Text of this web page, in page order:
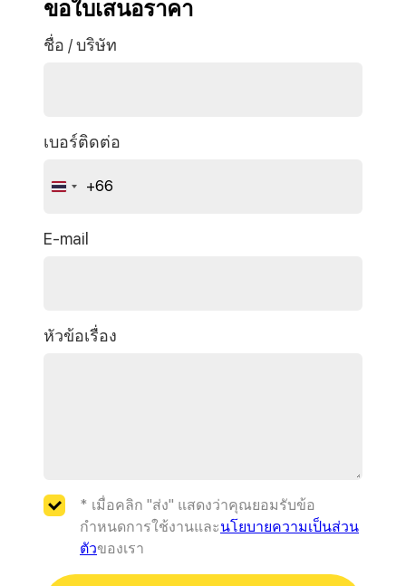
ขอใบเสนอราคา
ชื่อ / บริษัท
เบอร์ติดต่อ
Thailand
+66
E-mail
หัวข้อเรื่อง
* เมื่อคลิก "ส่ง" แสดงว่าคุณยอมรับข้อ
กำหนดการใช้งานและนโยบายความเป็นส่วน
ตัวของเรา